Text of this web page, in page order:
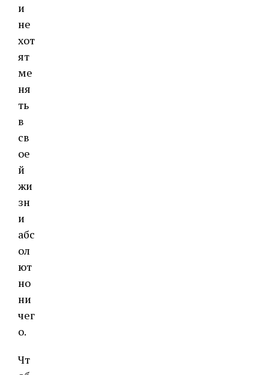
и
не
хот
ят
ме
ня
ть
в
св
ое
й
жи
зн
и
абс
ол
ют
но
ни
чег
о.
Чт